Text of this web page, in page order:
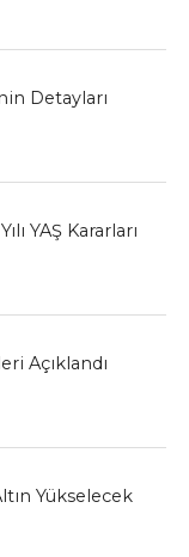
Detayları
YAŞ Kararları
Açıklandı
Yükselecek